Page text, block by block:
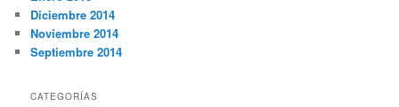
Diciembre 2014
Noviembre 2014
Septiembre 2014
CATEGORÍAS